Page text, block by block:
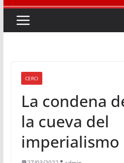
CERCI
La condena
la cueva del
imperialismo